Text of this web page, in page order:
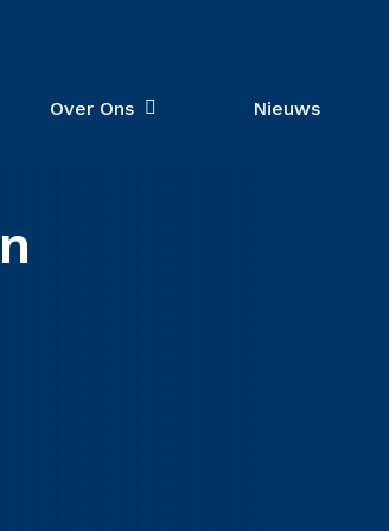
te sluiten
Over Ons Nieuws